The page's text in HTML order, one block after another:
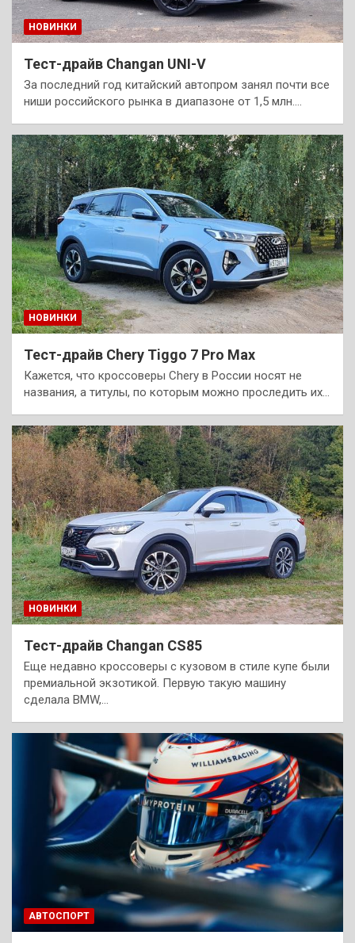
НОВИНКИ
Тест-драйв Changan UNI-V
За последний год китайский автопром занял почти все
ниши российского рынка в диапазоне от 1,5 млн.…
НОВИНКИ
Тест-драйв Chery Tiggo 7 Pro Max
Кажется, что кроссоверы Chery в России носят не
названия, а титулы, по которым можно проследить их…
НОВИНКИ
Тест-драйв Changan CS85
Еще недавно кроссоверы с кузовом в стиле купе были
премиальной экзотикой. Первую такую машину
сделала BMW,…
АВТОСПОРТ